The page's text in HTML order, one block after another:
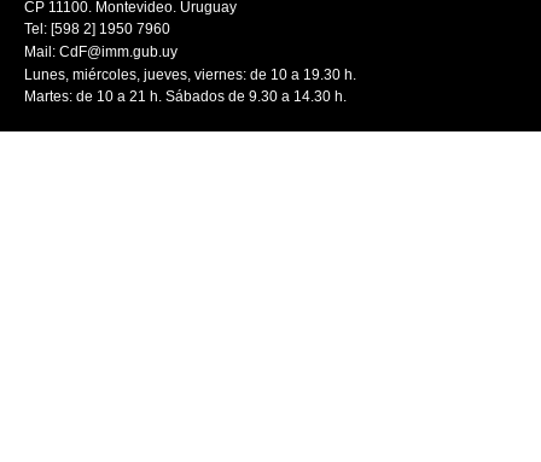
CP 11100. Montevideo. Uruguay
Tel: [598 2] 1950 7960
Mail: CdF@imm.gub.uy
Lunes, miércoles, jueves, viernes: de 10 a 19.30 h.
Martes: de 10 a 21 h. Sábados de 9.30 a 14.30 h.